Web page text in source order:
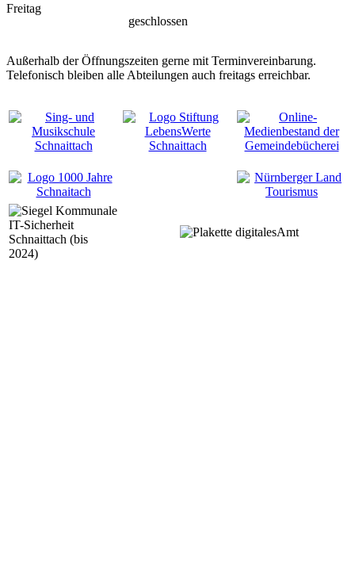
Freitag
geschlossen
Außerhalb der Öffnungszeiten gerne mit Terminvereinbarung.
Telefonisch bleiben alle Abteilungen auch freitags erreichbar.